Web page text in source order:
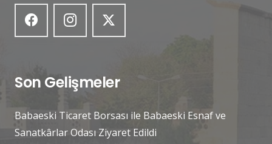
Son Gelişmeler
Babaeski Ticaret Borsası ile Babaeski Esnaf ve
Sanatkârlar Odası Ziyaret Edildi